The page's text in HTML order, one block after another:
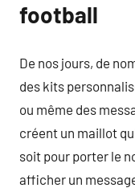
football
De nos jours, de
des kits
ou même des
créent un maillot
soit pour porter le
afficher un